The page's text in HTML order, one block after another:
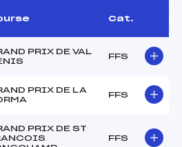
Cat.
PRIX DE VAL
FFS
PRIX DE LA
FFS
PRIX DE ST
FFS